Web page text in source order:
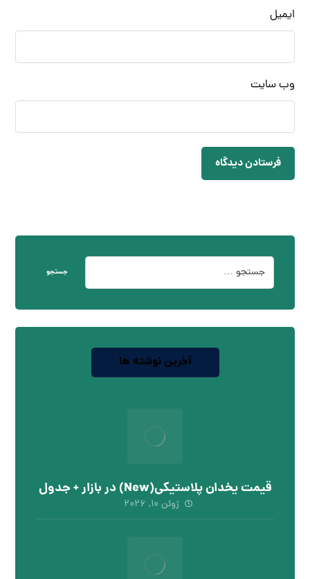
ایمیل
وب‌ سایت
فرستادن دیدگاه
جستجو
آخرین نوشته ها
قیمت یخدان پلاستیکی(New) در بازار + جدول
ژوئن ۱۰, ۲۰۲۶